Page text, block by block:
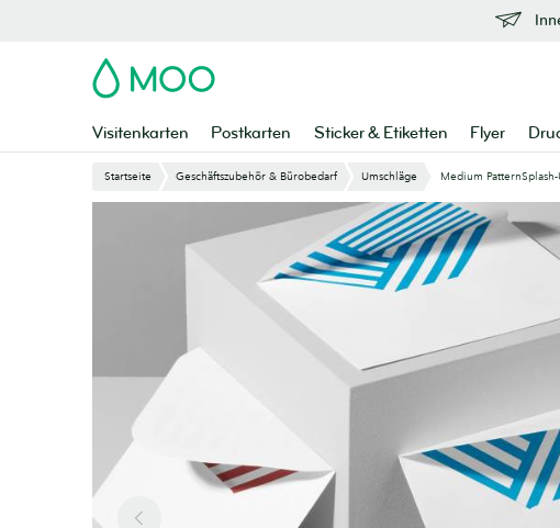
MOO
Visitenkarten Postkarten Sticker & Etiketten Flyer
Startseite Geschäftszubehör & Bürobedarf Umschläge Medium